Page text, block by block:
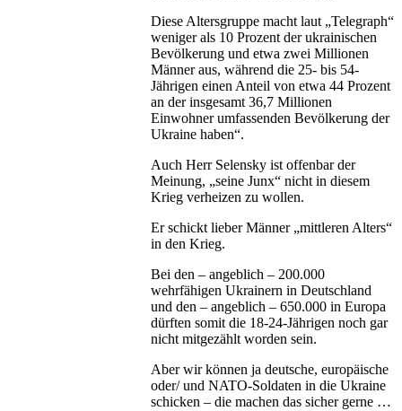
Diese Altersgruppe macht laut „Telegraph“
weniger als 10 Prozent der ukrainischen
Bevölkerung und etwa zwei Millionen
Männer aus, während die 25- bis 54-
Jährigen einen Anteil von etwa 44 Prozent
an der insgesamt 36,7 Millionen
Einwohner umfassenden Bevölkerung der
Ukraine haben“.
Auch Herr Selensky ist offenbar der
Meinung, „seine Junx“ nicht in diesem
Krieg verheizen zu wollen.
Er schickt lieber Männer „mittleren Alters“
in den Krieg.
Bei den – angeblich – 200.000
wehrfähigen Ukrainern in Deutschland
und den – angeblich – 650.000 in Europa
dürften somit die 18-24-Jährigen noch gar
nicht mitgezählt worden sein.
Aber wir können ja deutsche, europäische
oder/ und NATO-Soldaten in die Ukraine
schicken – die machen das sicher gerne …